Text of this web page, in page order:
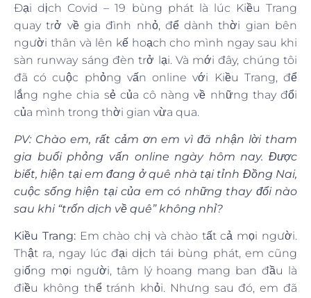
Đại dịch Covid – 19 bùng phát là lúc Kiều Trang
quay trở về gia đình nhỏ, để dành thời gian bên
người thân và lên kế hoạch cho mình ngay sau khi
sàn runway sáng đèn trở lại. Và mới đây, chúng tôi
đã có cuộc phỏng vấn online với Kiều Trang, để
lắng nghe chia sẻ của cô nàng về những thay đổi
của mình trong thời gian vừa qua.
PV: Chào em, rất cảm ơn em vì đã nhận lời tham
gia buổi phỏng vấn online ngày hôm nay. Được
biết, hiện tại em đang ở quê nhà tại tỉnh Đồng Nai,
cuộc sống hiện tại của em có những thay đổi nào
sau khi “trốn dịch về quê” không nhỉ?
Kiều Trang:Em chào chị và chào tất cả mọi người.
Thật ra, ngay lúc đại dịch tái bùng phát, em cũng
giống mọi người, tâm lý hoang mang ban đầu là
điều không thể tránh khỏi. Nhưng sau đó, em đã